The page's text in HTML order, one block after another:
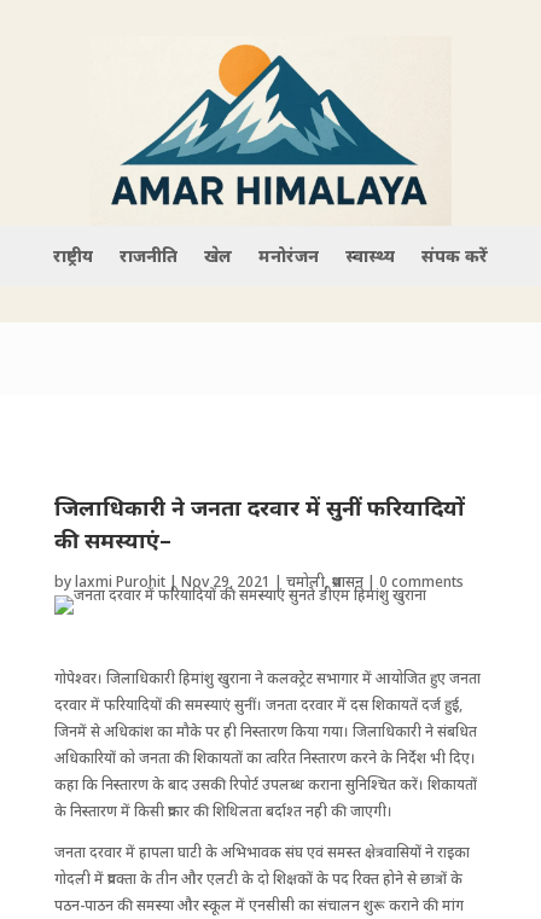
राष्ट्रीय राजनीति खेल मनोरंजन स्वास्थ्य संपर्क करें
जिलाधिकारी ने जनता दरवार में सुनीं फरियादियों
की समस्याएं–
bylaxmi Purohit| Nov 29, 2021 | चमोली,प्रशासन| 0 comments
गोपेश्वर। जिलाधिकारी हिमांशु खुराना ने कलक्ट्रेट सभागार में आयोजित हुए जनता
दरवार में फरियादियों की समस्याएं सुनीं। जनता दरवार में दस शिकायतें दर्ज हुई,
जिनमें से अधिकांश का मौके पर ही निस्तारण किया गया। जिलाधिकारी ने संबधित
अधिकारियों को जनता की शिकायतों का त्वरित निस्तारण करने के निर्देश भी दिए।
कहा कि निस्तारण के बाद उसकी रिपोर्ट उपलब्ध कराना सुनिश्चित करें। शिकायतों
के निस्तारण में किसी प्रकार की शिथिलता बर्दाश्त नही की जाएगी।
जनता दरवार में हापला घाटी के अभिभावक संघ एवं समस्त क्षेत्रवासियों ने राइका
गोदली में प्रवक्ता के तीन और एलटी के दो शिक्षकों के पद रिक्त होने से छात्रों के
पठन-पाठन की समस्या और स्कूल में एनसीसी का संचालन शुरू कराने की मांग